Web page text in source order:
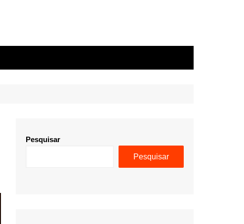
Pesquisar
Pesquisar